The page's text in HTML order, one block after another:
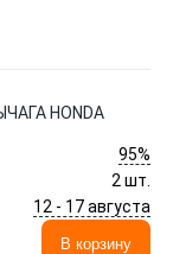
HONDA
95%
2 шт.
12 - 17 августа
В корзину